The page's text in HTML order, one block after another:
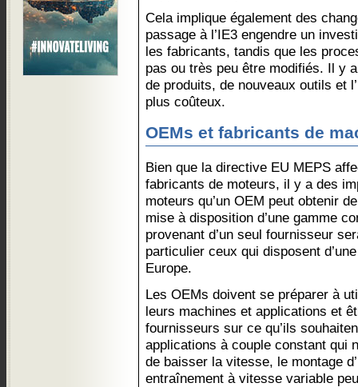
Cela implique également des
passage à l’IE3 engendre un
les fabricants, tandis que les
pas ou très peu être modifiés. Il y
de produits, de nouveaux outils et
plus coûteux.
OEMs et fabricants de
Bien que la directive EU MEPS
fabricants de moteurs, il y a des
moteurs qu’un OEM peut obtenir
mise à disposition d’une gamme
provenant d’un seul fournisseur
particulier ceux qui disposent
Europe.
Les OEMs doivent se préparer à
leurs machines et applications et
fournisseurs sur ce qu’ils
applications à couple constant qui
de baisser la vitesse, le montage
entraînement à vitesse variable